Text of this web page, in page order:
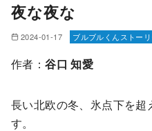
夜な夜な
2024-01-17 ブルブルくんストー
作者：谷口 知愛
長い北欧の冬、氷点下を超
す。